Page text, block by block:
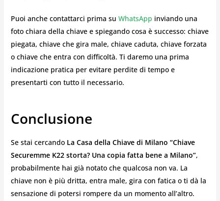
Puoi anche contattarci prima su WhatsApp inviando una
foto chiara della chiave e spiegando cosa è successo: chiave
piegata, chiave che gira male, chiave caduta, chiave forzata
o chiave che entra con difficoltà. Ti daremo una prima
indicazione pratica per evitare perdite di tempo e
presentarti con tutto il necessario.
Conclusione
Se stai cercando La Casa della Chiave di Milano “Chiave
Securemme K22 storta? Una copia fatta bene a Milano”,
probabilmente hai già notato che qualcosa non va. La
chiave non è più dritta, entra male, gira con fatica o ti dà la
sensazione di potersi rompere da un momento all’altro.